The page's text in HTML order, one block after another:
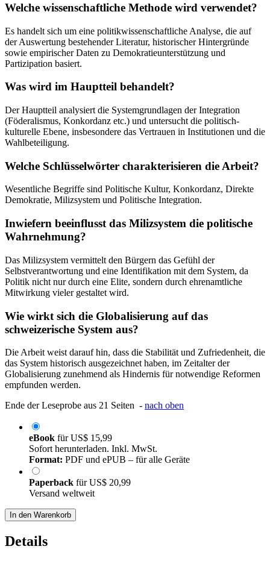
Welche wissenschaftliche Methode wird verwendet?
Es handelt sich um eine politikwissenschaftliche Analyse, die auf
der Auswertung bestehender Literatur, historischer Hintergründe
sowie empirischer Daten zu Demokratieunterstützung und
Partizipation basiert.
Was wird im Hauptteil behandelt?
Der Hauptteil analysiert die Systemgrundlagen der Integration
(Föderalismus, Konkordanz etc.) und untersucht die politisch-
kulturelle Ebene, insbesondere das Vertrauen in Institutionen und die
Wahlbeteiligung.
Welche Schlüsselwörter charakterisieren die Arbeit?
Wesentliche Begriffe sind Politische Kultur, Konkordanz, Direkte
Demokratie, Milizsystem und Politische Integration.
Inwiefern beeinflusst das Milizsystem die politische
Wahrnehmung?
Das Milizsystem vermittelt den Bürgern das Gefühl der
Selbstverantwortung und eine Identifikation mit dem System, da
Politik nicht nur durch eine Elite, sondern durch ehrenamtliche
Mitwirkung vieler gestaltet wird.
Wie wirkt sich die Globalisierung auf das
schweizerische System aus?
Die Arbeit weist darauf hin, dass die Stabilität und Zufriedenheit, die
das System historisch ausgezeichnet haben, im Zeitalter der
Globalisierung zunehmend als Hindernis für notwendige Reformen
empfunden werden.
Ende der Leseprobe aus 21 Seiten - nach oben
eBook fürUS$ 15,99
Sofort herunterladen. Inkl. MwSt.
Format: PDF und ePUB – für alle Geräte
Paperback fürUS$ 20,99
Versand weltweit
In den Warenkorb
Details